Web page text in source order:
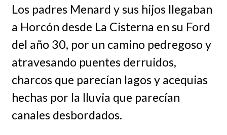
Los padres Menard y sus hijos llegaban
a Horcón desde La Cisterna en su Ford
del año 30, por un camino pedregoso y
atravesando puentes derruidos,
charcos que parecían lagos y acequias
hechas por la lluvia que parecían
canales desbordados.